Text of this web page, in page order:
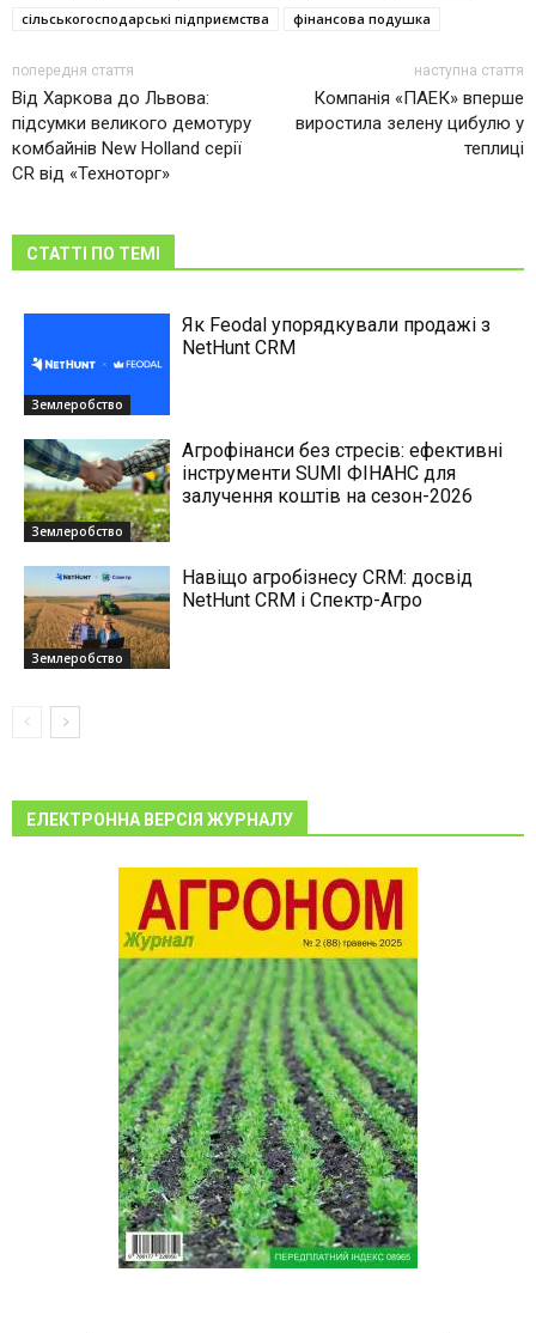
сільськогосподарські підприємства
фінансова подушка
попередня стаття
Від Харкова до Львова:
підсумки великого демотуру
комбайнів New Holland серії
CR від «Техноторг»
наступна стаття
Компанія «ПАЕК» вперше
виростила зелену цибулю у
теплиці
СТАТТІ ПО ТЕМІ
Землеробство
Як Feodal упорядкували продажі з
NetHunt CRM
Землеробство
Агрофінанси без стресів: ефективні
інструменти SUMI ФІНАНС для
залучення коштів на сезон-2026
Землеробство
Навіщо агробізнесу CRM: досвід
NetHunt CRM і Спектр-Агро
ЕЛЕКТРОННА ВЕРСІЯ ЖУРНАЛУ